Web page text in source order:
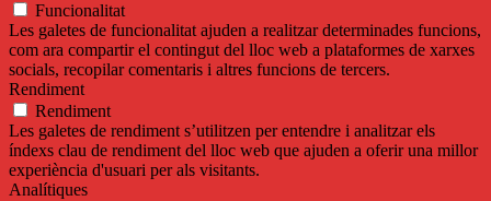
Funcionalitat
Les galetes de funcionalitat ajuden a realitzar determinades funcions,
com ara compartir el contingut del lloc web a plataformes de xarxes
socials, recopilar comentaris i altres funcions de tercers.
Rendiment
Rendiment
Les galetes de rendiment s’utilitzen per entendre i analitzar els
índexs clau de rendiment del lloc web que ajuden a oferir una millor
experiència d'usuari per als visitants.
Analítiques